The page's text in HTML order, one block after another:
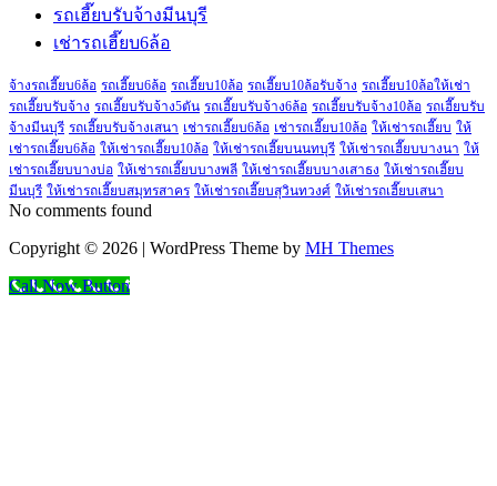
รถเฮี๊ยบรับจ้างมีนบุรี
เช่ารถเฮี๊ยบ6ล้อ
จ้างรถเฮี๊ยบ6ล้อ รถเฮี๊ยบ6ล้อ รถเฮี๊ยบ10ล้อ รถเฮี๊ยบ10ล้อรับจ้าง รถเฮี๊ยบ10ล้อให้เช่า
รถเฮี๊ยบรับจ้าง รถเฮี๊ยบรับจ้าง5ตัน รถเฮี๊ยบรับจ้าง6ล้อ รถเฮี๊ยบรับจ้าง10ล้อ รถเฮี๊ยบรับ
จ้างมีนบุรี รถเฮี๊ยบรับจ้างเสนา เช่ารถเฮี๊ยบ6ล้อ เช่ารถเฮี๊ยบ10ล้อ ให้เช่ารถเฮี๊ยบ ให้
เช่ารถเฮี๊ยบ6ล้อ ให้เช่ารถเฮี๊ยบ10ล้อ ให้เช่ารถเฮี๊ยบนนทบุรี ให้เช่ารถเฮี๊ยบบางนา ให้
เช่ารถเฮี๊ยบบางบ่อ ให้เช่ารถเฮี๊ยบบางพลี ให้เช่ารถเฮี๊ยบบางเสาธง ให้เช่ารถเฮี๊ยบ
มีนบุรี ให้เช่ารถเฮี๊ยบสมุทรสาคร ให้เช่ารถเฮี๊ยบสุวินทวงศ์ ให้เช่ารถเฮี๊ยบเสนา
No comments found
Copyright © 2026 | WordPress Theme by MH Themes
Call Now Button